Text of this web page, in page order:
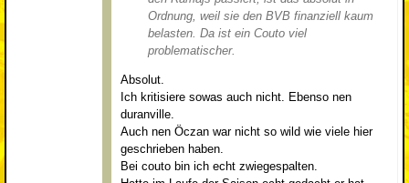
Ordnung, weil sie den BVB finanziell kaum
belasten. Da ist ein Couto viel
problematischer.
Absolut.
Ich kritisiere sowas auch nicht. Ebenso nen
duranville.
Auch nen Öczan war nicht so wild wie viele hier
geschrieben haben.
Bei couto bin ich echt zwiegespalten.